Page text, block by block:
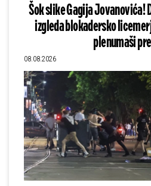
Šok slike Gagija Jovanovića!
izgleda blokadersko
plenumaši
08.08.2026